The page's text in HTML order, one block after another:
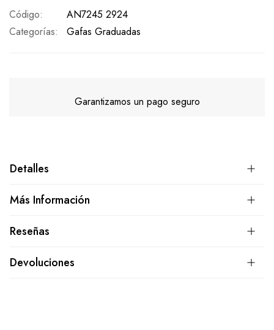
Código
AN7245 2924
Categorías:
Gafas Graduadas
Garantizamos un pago seguro
Detalles
Más Información
Reseñas
Devoluciones